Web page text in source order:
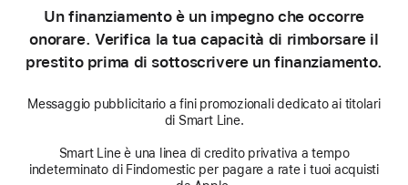
Un finanziamento è un impegno che occorre
onorare. Verifica la tua capacità di rimborsare il
prestito prima di sottoscrivere un finanziamento.
Messaggio pubblicitario a fini promozionali dedicato ai titolari
di Smart Line.
Smart Line è una linea di credito privativa a tempo
indeterminato di Findomestic per pagare a rate i tuoi acquisti